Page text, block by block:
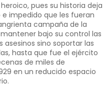
pues su historia deja
impedido que les fueran
campaña de la
bajo su control las
asesinos sino soportar las
hasta que fue el ejército
de miles de
en un reducido espacio